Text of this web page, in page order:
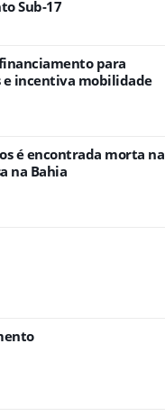
Sub-17
para
e incentiva mobilidade
é encontrada morta na
na Bahia